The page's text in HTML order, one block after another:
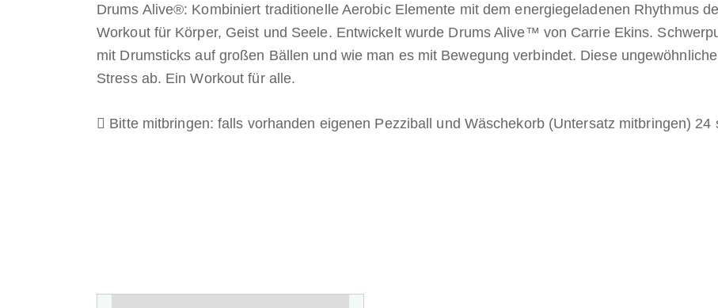
Drums Alive®: Kombiniert traditionelle Aerobic Elemente mit dem energiegeladenen Rhythmus
Workout für Körper, Geist und Seele. Entwickelt wurde Drums Alive™ von Carrie Ekins.
mit Drumsticks auf großen Bällen und wie man es mit Bewegung verbindet. Diese
Stress ab. Ein Workout für alle.
Bitte mitbringen: falls vorhanden eigenen Pezziball und Wäschekorb (Untersatz mitbringen) 24